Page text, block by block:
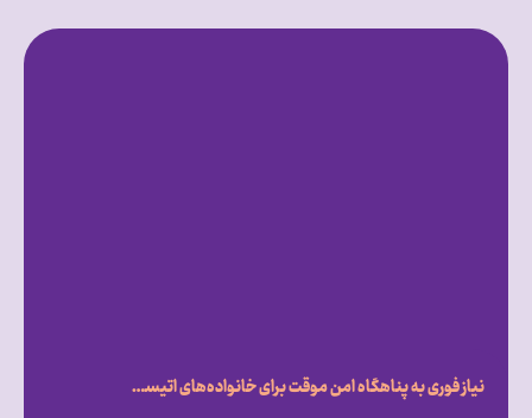
نیاز فوری به پناهگاه امن موقت برای خانواده‌های اتیسم در بحران‌ها